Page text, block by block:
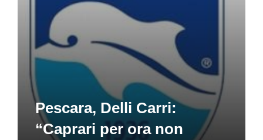
Pescara, Delli Carri:
“Caprari per ora non